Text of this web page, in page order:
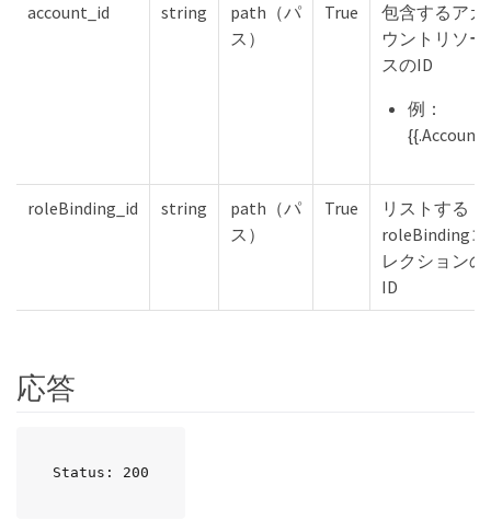
account_id string
path（パ
ス）
True
包含するアカ
ウントリソー
スのID
例：
roleBinding_id string
path（パ
ス）
True
リストする
roleBindingコ
レクションの
ID
応答
Status: 200